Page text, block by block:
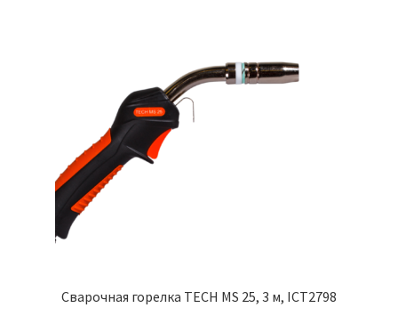
Сварочная горелка TECH MS 25, 3 м, ICT2798